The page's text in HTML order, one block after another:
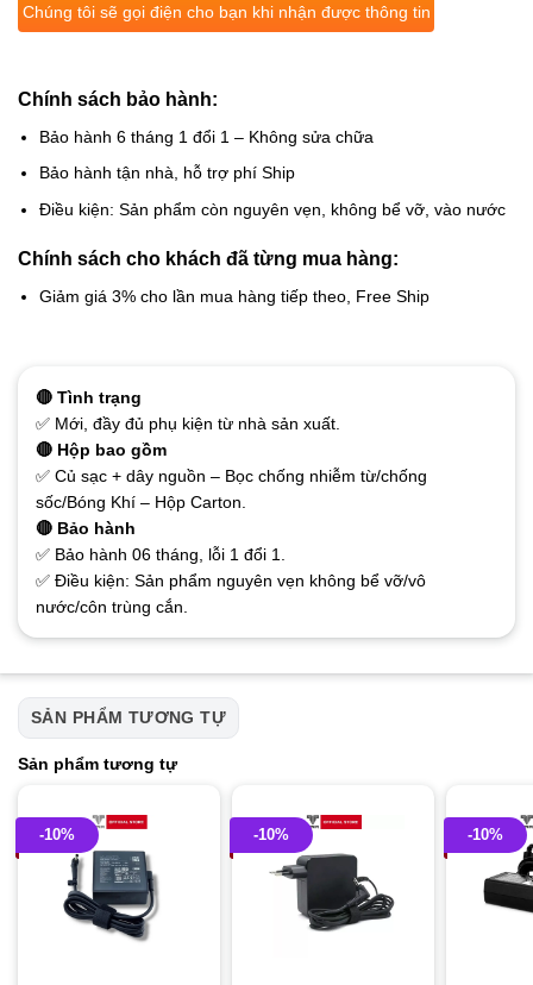
Chúng tôi sẽ gọi điện cho bạn khi nhận được thông tin
Chính sách bảo hành:
Bảo hành 6 tháng 1 đổi 1 – Không sửa chữa
Bảo hành tận nhà, hỗ trợ phí Ship
Điều kiện: Sản phẩm còn nguyên vẹn, không bể vỡ, vào nước
Chính sách cho khách đã từng mua hàng:
Giảm giá 3% cho lần mua hàng tiếp theo, Free Ship
🔴 Tình trạng
✅ Mới, đầy đủ phụ kiện từ nhà sản xuất.
🔴 Hộp bao gồm
✅ Củ sạc + dây nguồn – Bọc chống nhiễm từ/chống
sốc/Bóng Khí – Hộp Carton.
🔴 Bảo hành
✅ Bảo hành 06 tháng, lỗi 1 đổi 1.
✅ Điều kiện: Sản phẩm nguyên vẹn không bể vỡ/vô
nước/côn trùng cắn.
SẢN PHẨM TƯƠNG TỰ
Sản phẩm tương tự
-10% -10% -10%